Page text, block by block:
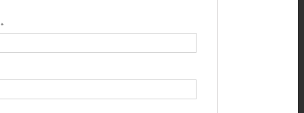
*Obligatorio